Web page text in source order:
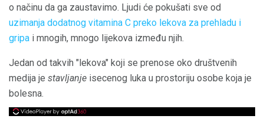
o načinu da ga zaustavimo. Ljudi će pokušati sve od
uzimanja dodatnog vitamina C preko lekova za prehladu i
gripa i mnogih, mnogo lijekova između njih.
Jedan od takvih "lekova" koji se prenose oko društvenih
medija je stavljanje isecenog luka u prostoriju osobe koja je
bolesna.